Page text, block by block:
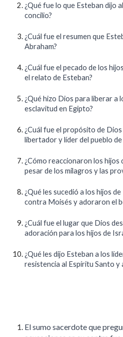
¿Qué fue lo que Esteban dijo
concilio?
¿Cuál fue el resumen que
Abraham?
¿Cuál fue el pecado de los
el relato de Esteban?
¿Qué hizo Dios para liberar a
esclavitud en Egipto?
¿Cuál fue el propósito de
libertador y líder del pueblo de
¿Cómo reaccionaron los hijos
pesar de los milagros y las
¿Qué les sucedió a los hijos
contra Moisés y adoraron el
¿Cuál fue el lugar que Dios
adoración para los hijos de
¿Qué les dijo Esteban a los
resistencia al Espíritu Santo y
El sumo sacerdote que